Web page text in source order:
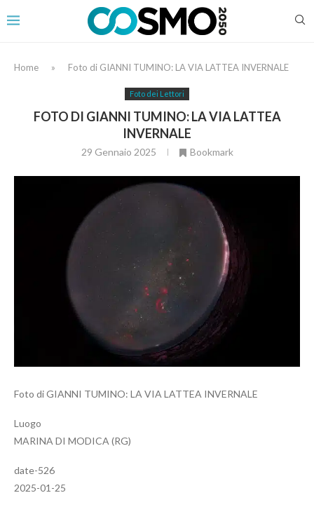
Home » Foto di GIANNI TUMINO: LA VIA LATTEA INVERNALE
Foto dei Lettori
FOTO DI GIANNI TUMINO: LA VIA LATTEA
INVERNALE
29 Gennaio 2025 Bookmark
Foto di GIANNI TUMINO: LA VIA LATTEA INVERNALE
Luogo
MARINA DI MODICA (RG)
date-526
2025-01-25